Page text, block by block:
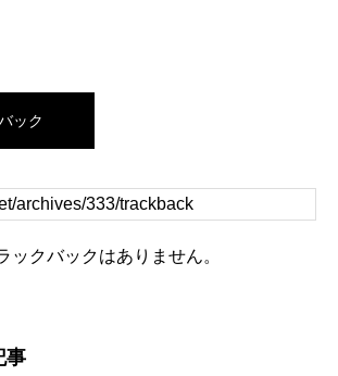
ック
ックバックはありません。
事